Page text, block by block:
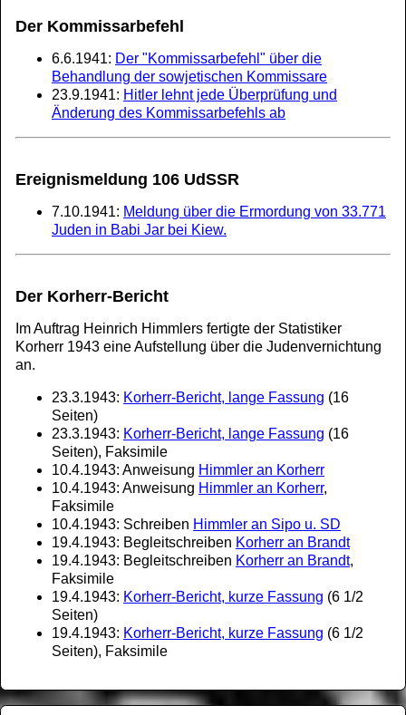
Der Kommissarbefehl
6.6.1941: Der "Kommissarbefehl" über die
Behandlung der sowjetischen Kommissare
23.9.1941: Hitler lehnt jede Überprüfung und
Änderung des Kommissarbefehls ab
Ereignismeldung 106 UdSSR
7.10.1941: Meldung über die Ermordung von 33.771
Juden in Babi Jar bei Kiew.
Der Korherr-Bericht
Im Auftrag Heinrich Himmlers fertigte der Statistiker
Korherr 1943 eine Aufstellung über die Judenvernichtung
an.
23.3.1943: Korherr-Bericht, lange Fassung (16
Seiten)
23.3.1943: Korherr-Bericht, lange Fassung (16
Seiten), Faksimile
10.4.1943: Anweisung Himmler an Korherr
10.4.1943: Anweisung Himmler an Korherr,
Faksimile
10.4.1943: Schreiben Himmler an Sipo u. SD
19.4.1943: Begleitschreiben Korherr an Brandt
19.4.1943: Begleitschreiben Korherr an Brandt,
Faksimile
19.4.1943: Korherr-Bericht, kurze Fassung (6 1/2
Seiten)
19.4.1943: Korherr-Bericht, kurze Fassung (6 1/2
Seiten), Faksimile